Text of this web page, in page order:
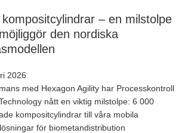
kompositcylindrar – en milstolpe
den nordiska
2026
med Hexagon Agility har Processkontroll
nått en viktig milstolpe: 6 000
kompositcylindrar till våra mobila
för biometandistribution